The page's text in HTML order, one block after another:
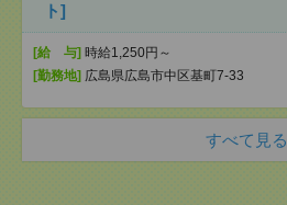
ト]
[給 与] 時給1,250円～
[勤務地] 広島県広島市中区基町7-33
すべて見る